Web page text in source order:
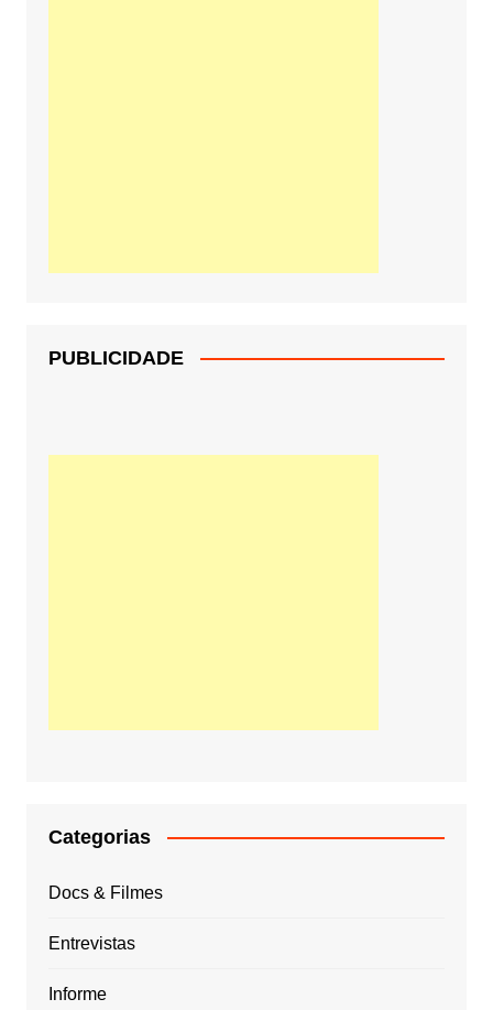
PUBLICIDADE
Categorias
Docs & Filmes
Entrevistas
Informe